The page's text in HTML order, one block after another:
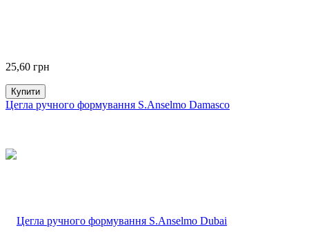
25,60 грн
Купити
Цегла ручного формування S.Anselmo Damasco